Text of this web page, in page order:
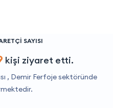
SAYISI
kişi ziyaret etti.
, Demir Ferfojesektöründe